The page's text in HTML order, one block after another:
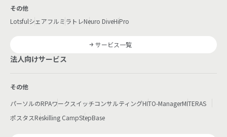
その他
LotsfulシェアフルミラトレNeuro DiveHiPro
サービス一覧
法人向けサービス
その他
パーソルのRPAワークスイッチコンサルティングHITO-ManagerMITERAS
ポスタスReskilling CampStepBase